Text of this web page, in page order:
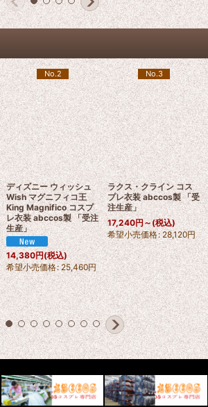
No.2
ディズニー ウィッシュ
Wish マグニフィコ王
King Magnifico コスプ
レ衣装 abccos製 「受注
生産」
14,380円(税込)
希望小売価格: 25,460円
No.3
ラクス・クライン コス
プレ衣装 abccos製 「受
注生産」
17,240円～(税込)
希望小売価格: 28,120円